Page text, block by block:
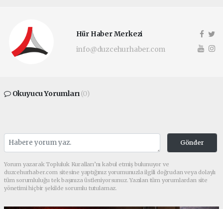
Hür Haber Merkezi
info@duzcehurhaber.com
Okuyucu Yorumları(0)
Gönder
Yorum yazarak Topluluk Kuralları’nı kabul etmiş bulunuyor ve
duzcehurhaber.com sitesine yaptığınız yorumunuzla ilgili doğrudan veya dolaylı
tüm sorumluluğu tek başınıza üstleniyorsunuz. Yazılan tüm yorumlardan site
yönetimi hiçbir şekilde sorumlu tutulamaz.